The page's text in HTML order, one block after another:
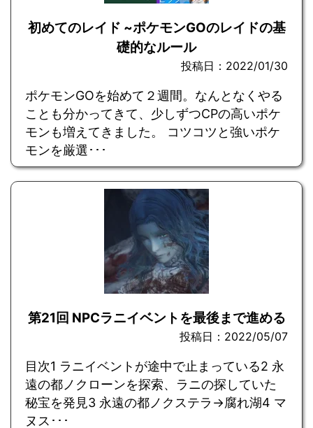
初めてのレイド ~ポケモンGOのレイドの基
礎的なルール
投稿日：2022/01/30
ポケモンGOを始めて２週間。なんとなくやる
ことも分かってきて、少しずつCPの高いポケ
モンも増えてきました。 コツコツと強いポケ
モンを厳選･･･
第21回 NPCラニイベントを最後まで進める
投稿日：2022/05/07
目次1 ラニイベントが途中で止まっている2 永
遠の都ノクローンを探索、ラニの探していた
秘宝を発見3 永遠の都ノクステラ→腐れ湖4 マ
ヌス･･･